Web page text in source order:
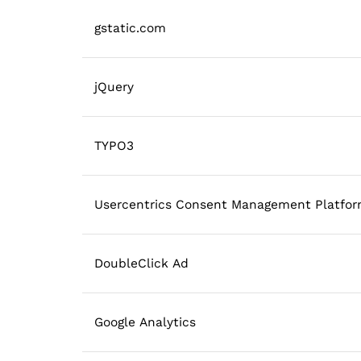
gstatic.com
jQuery
TYPO3
Usercentrics Consent Management
DoubleClick Ad
Google Analytics